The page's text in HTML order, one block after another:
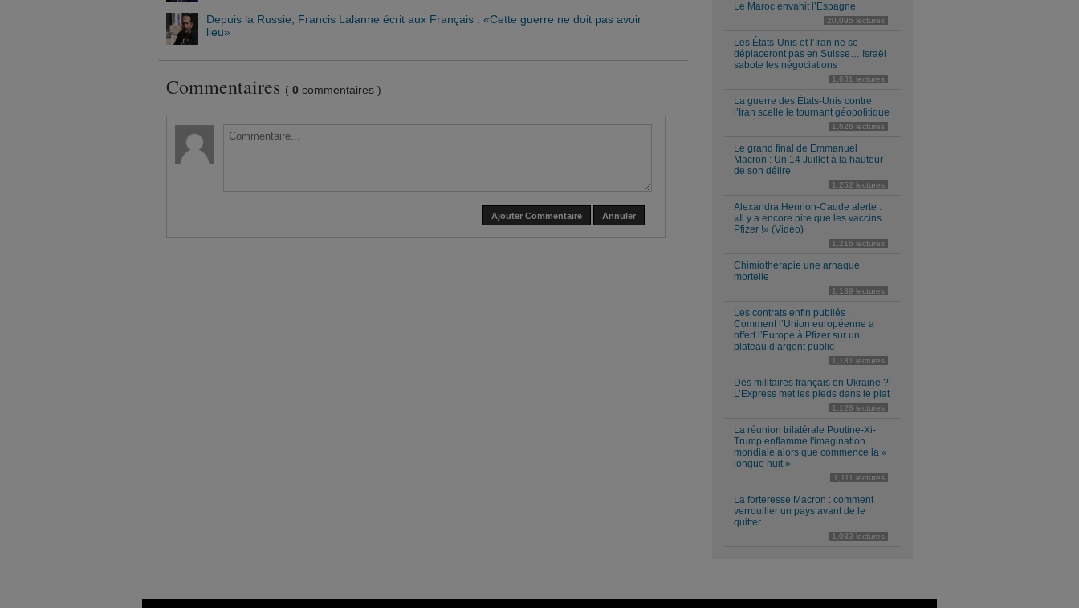
Depuis la Russie, Francis Lalanne écrit aux Français : «Cette guerre ne doit pas avoir
lieu»
Commentaires ( 0 commentaires )
Ajouter Commentaire Annuler
Le Maroc envahit l’Espagne
20,095 lectures
Les États-Unis et l’Iran ne se
déplaceront pas en Suisse… Israël
sabote les négociations
1,631 lectures
La guerre des États-Unis contre
l’Iran scelle le tournant géopolitique
1,626 lectures
Le grand final de Emmanuel
Macron : Un 14 Juillet à la hauteur
de son délire
1,252 lectures
Alexandra Henrion-Caude alerte :
«Il y a encore pire que les vaccins
Pfizer !» (Vidéo)
1,216 lectures
Chimiotherapie une arnaque
mortelle
1,139 lectures
Les contrats enfin publiés :
Comment l’Union européenne a
offert l’Europe à Pfizer sur un
plateau d’argent public
1,131 lectures
Des militaires français en Ukraine ?
L’Express met les pieds dans le plat
1,128 lectures
La réunion trilatérale Poutine-Xi-
Trump enflamme l'imagination
mondiale alors que commence la «
longue nuit »
1,111 lectures
La forteresse Macron : comment
verrouiller un pays avant de le
quitter
1,083 lectures